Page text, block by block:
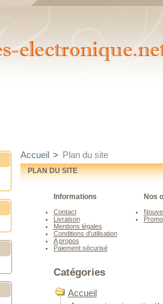
Accueil > Plan du site
PLAN DU SITE
Informations
Contact
Livraison
Mentions légales
Conditions d'utilisation
A propos
Paiement sécurisé
Nos
Catégories
Accueil